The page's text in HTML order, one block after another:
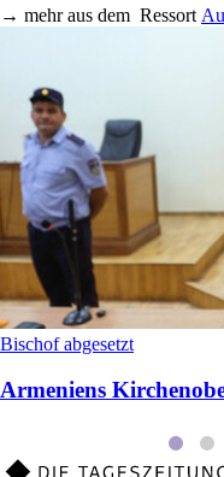
→ mehr aus dem Ressort
Bischof abgesetzt
Armeniens